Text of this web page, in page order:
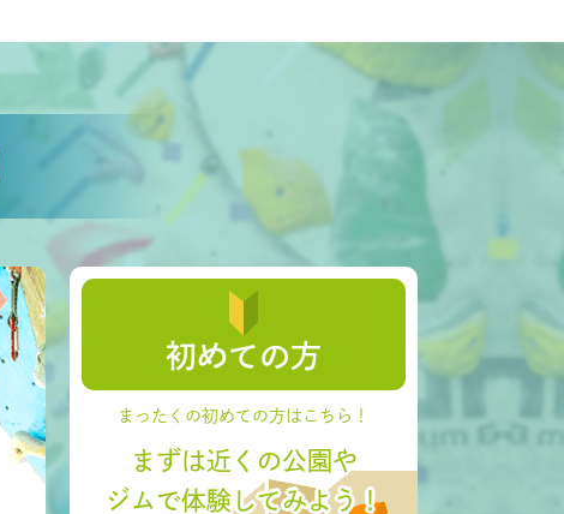
初めての方
まったくの初めての方はこちら！
まずは近くの公園や
ジムで体験してみよう！